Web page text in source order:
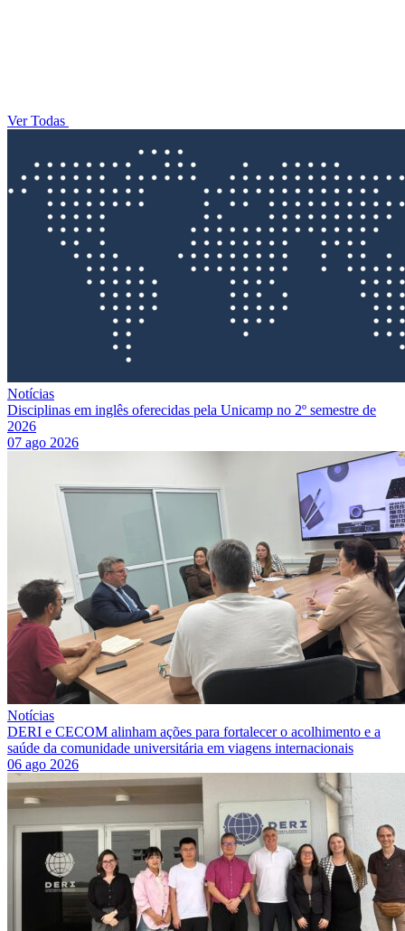
Ver Todas
Notícias
Disciplinas em inglês oferecidas pela Unicamp no 2º semestre de
2026
07 ago 2026
Notícias
DERI e CECOM alinham ações para fortalecer o acolhimento e a
saúde da comunidade universitária em viagens internacionais
06 ago 2026